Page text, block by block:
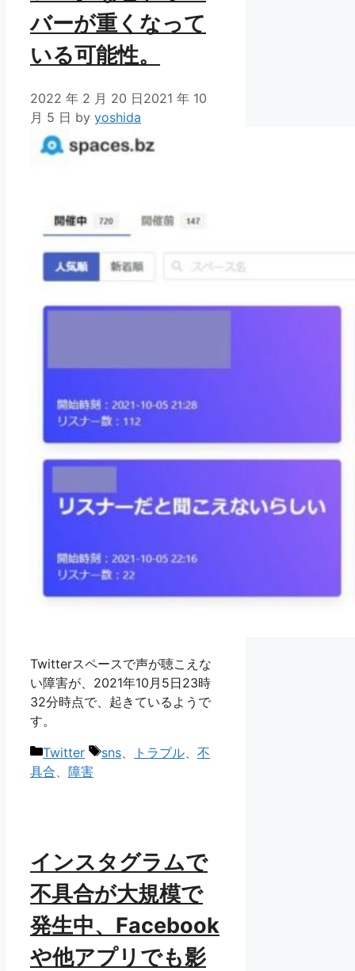
バーが重くなって
いる可能性。
2022 年 2 月 20 日2021 年 10
月 5 日 by yoshida
Twitterスペースで声が聴こえな
い障害が、2021年10月5日23時
32分時点で、起きているようで
す。
カ
テ
Twitter
タ
sns、 トラブル、 不
具合、 障害
インスタグラムで
不具合が大規模で
発生中、Facebook
や他アプリでも影